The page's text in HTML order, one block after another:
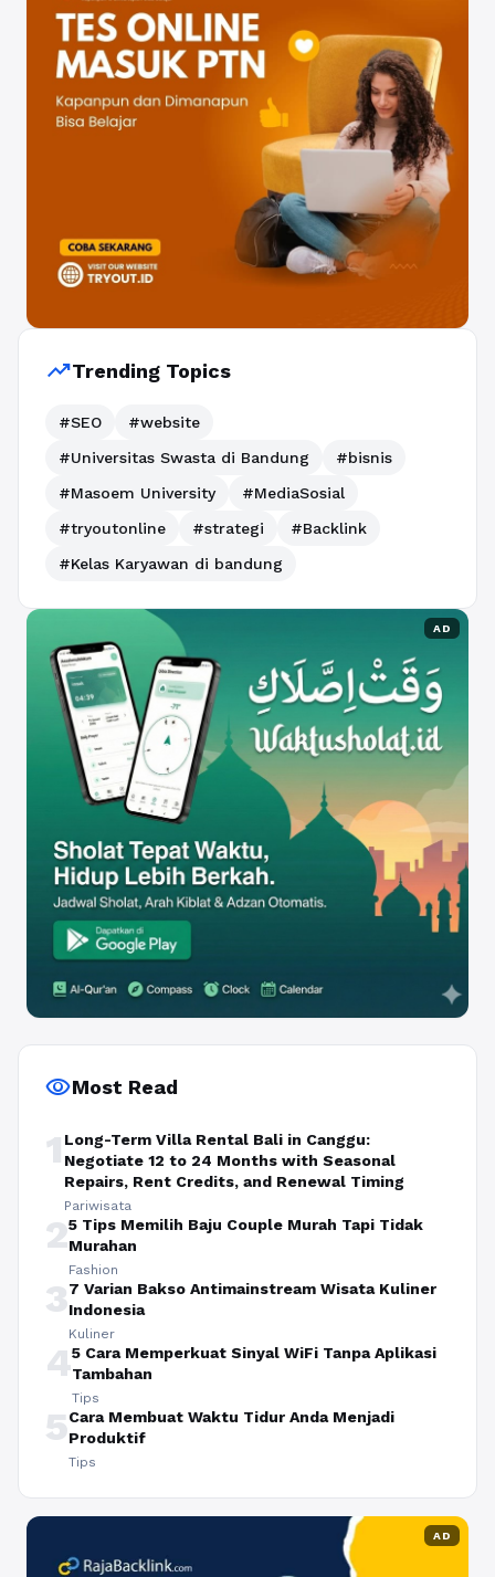
trending_upTrending Topics
#SEO
#website
#Universitas Swasta di Bandung
#bisnis
#Masoem University
#MediaSosial
#tryoutonline
#strategi
#Backlink
#Kelas Karyawan di bandung
AD
visibilityMost Read
1 Long-Term Villa Rental Bali in Canggu:
Negotiate 12 to 24 Months with Seasonal
Repairs, Rent Credits, and Renewal Timing
Pariwisata
25 Tips Memilih Baju Couple Murah Tapi Tidak
Murahan
Fashion
37 Varian Bakso Antimainstream Wisata Kuliner
Indonesia
Kuliner
45 Cara Memperkuat Sinyal WiFi Tanpa Aplikasi
Tambahan
Tips
5Cara Membuat Waktu Tidur Anda Menjadi
Produktif
Tips
AD